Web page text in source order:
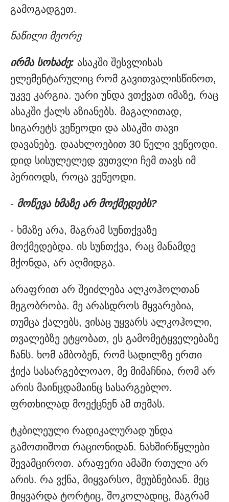
გამოგადგეთ.
ნაწილი მეორე
ირმა სოხაძე: ასაკში შესვლისას
ელემენტარულიც რომ გავითვალისწინოთ,
უკვე კარგია. უარი უნდა ვთქვათ იმაზე, რაც
ასაკში ქალს აზიანებს. მაგალითად,
სიგარეტს ვეწეოდი და ასაკში თავი
დავანებე. დაახლოებით 30 წელი ვეწეოდი.
დიდ სისულელედ ვუთვლი ჩემ თავს იმ
პერიოდს, როცა ვეწეოდი.
- მოწევა ხმაზე არ მოქმედებს?
- ხმაზე არა, მაგრამ სუნთქვაზე
მოქმედებდა. ის სუნთქვა, რაც მანამდე
მქონდა, არ აღმიდგა.
არაფრით არ შეიძლება ალკოჰოლთან
მეგობრობა. მე არასდროს მყვარებია,
თუმცა ქალებს, ვისაც უყვარს ალკოჰოლი,
თვალებზე ეტყობათ, ეს გამომეტყველებაზე
ჩანს. ხომ ამბობენ, რომ სადილზე ერთი
ჭიქა სასარგებლოაო, მე მიმაჩნია, რომ არ
არის მაინცდამაინც სასარგებლო.
ფრთხილად მოექცნენ ამ თემას.
ტკბილეული რადიკალურად უნდა
გამოთიშოთ რაციონიდან. ნახშირწყლები
შევამციროთ. არაფერი ამაში რთული არ
არის. რა ვქნა, მიყვარსო, მეუბნებიან. მეც
მიყვარდა ტორტიც, შოკოლადიც, მაგრამ